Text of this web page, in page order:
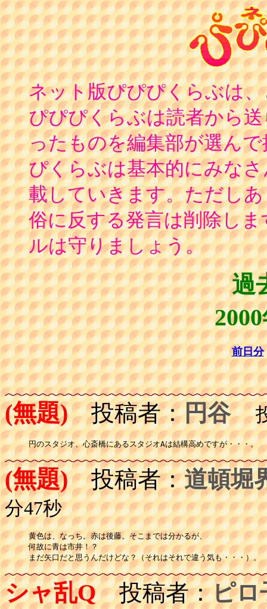
ネット版ぴぴぴくらぶは
ぴぴぴくらぶは読者から
ったものを編集部が選ん
ぴくらぶは基本的にみな
載していきます。ただし
俗に反する発言は削除し
ルは守りましょう。
過
前日分
(無題)投稿者：円谷 投
円のスタジオ、心斎橋にあるスタジオAは結構高めですが・・・。
(無題)投稿者：道頓堀
分47秒
黄色は、なっち。赤は後藤。そこまでは分かるが、
何故に青は市井！？
まだ矢口だと思うんだけどな？（それはそれで違う気も・・・）。
シャ乱Q投稿者：ピロ